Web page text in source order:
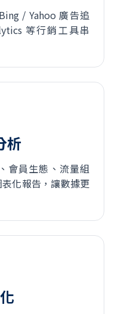
/ Yahoo 廣告追
等行銷工具串
析
會員生態、流量組
化報告，讓數據更